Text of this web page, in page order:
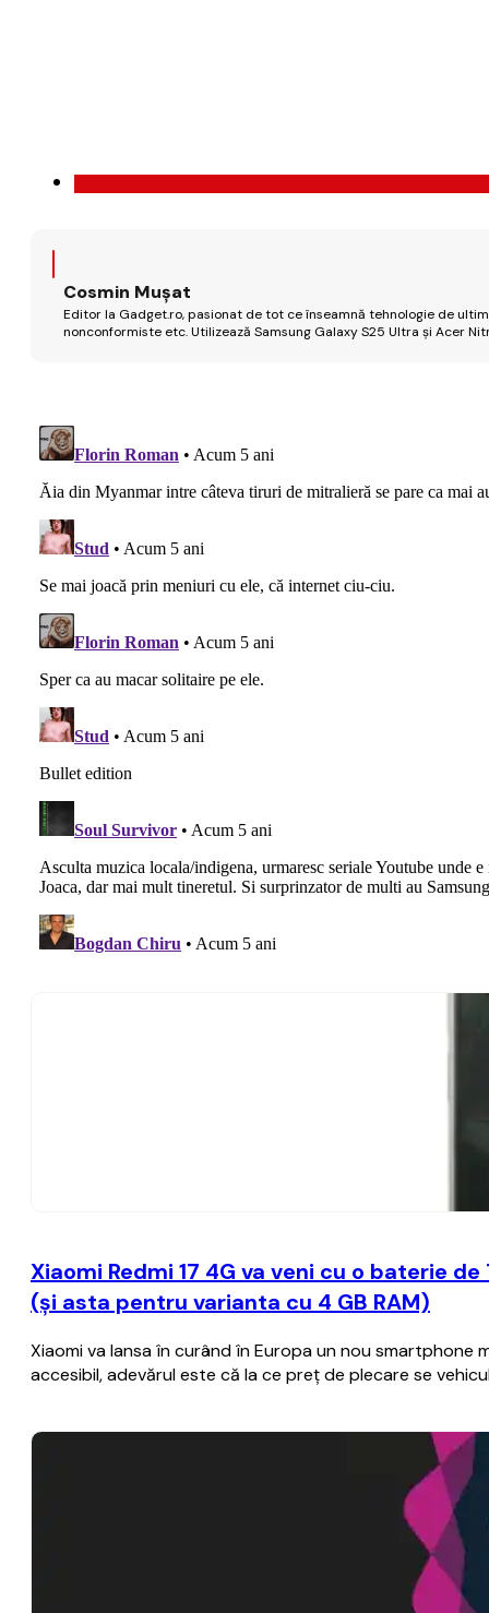
Cosmin Mușat
Editor la Gadget.ro, pasionat de tot ce înseamnă tehnologie de
nonconformiste etc. Utilizează Samsung Galaxy S25 Ultra și Acer
Xiaomi Redmi 17 4G va veni cu o baterie
(şi asta pentru varianta cu 4 GB RAM)
Xiaomi va lansa în curând în Europa un nou smartphone
accesibil, adevărul este că la ce preţ de plecare se